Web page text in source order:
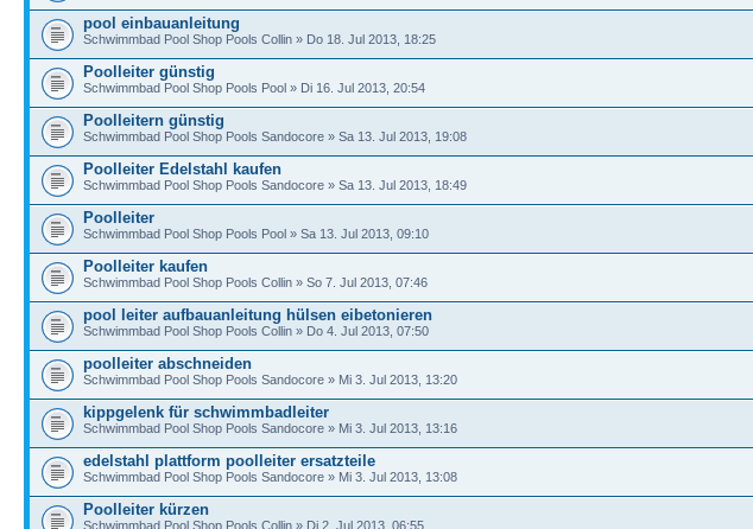
pool einbauanleitung
Schwimmbad Pool Shop Pools Collin » Do 18. Jul 2013, 18:25
Poolleiter günstig
Schwimmbad Pool Shop Pools Pool » Di 16. Jul 2013, 20:54
Poolleitern günstig
Schwimmbad Pool Shop Pools Sandocore » Sa 13. Jul 2013, 19:08
Poolleiter Edelstahl kaufen
Schwimmbad Pool Shop Pools Sandocore » Sa 13. Jul 2013, 18:49
Poolleiter
Schwimmbad Pool Shop Pools Pool » Sa 13. Jul 2013, 09:10
Poolleiter kaufen
Schwimmbad Pool Shop Pools Collin » So 7. Jul 2013, 07:46
pool leiter aufbauanleitung hülsen eibetonieren
Schwimmbad Pool Shop Pools Collin » Do 4. Jul 2013, 07:50
poolleiter abschneiden
Schwimmbad Pool Shop Pools Sandocore » Mi 3. Jul 2013, 13:20
kippgelenk für schwimmbadleiter
Schwimmbad Pool Shop Pools Sandocore » Mi 3. Jul 2013, 13:16
edelstahl plattform poolleiter ersatzteile
Schwimmbad Pool Shop Pools Sandocore » Mi 3. Jul 2013, 13:08
Poolleiter kürzen
Schwimmbad Pool Shop Pools Collin » Di 2. Jul 2013, 06:55